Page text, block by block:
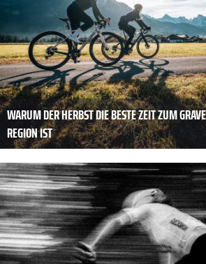
WARUM DER HERBST DIE BESTE ZEIT ZUM
REGION IST